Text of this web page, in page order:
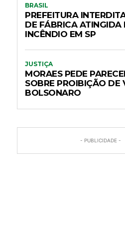
BRASIL
PREFEITURA
DE FÁBRICA ATINGIDA
INCÊNDIO EM SP
JUSTIÇA
MORAES PEDE
SOBRE PROIBIÇÃO DE
BOLSONARO
- PUBLICIDADE -